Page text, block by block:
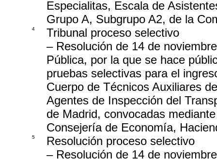
Especialitas, Escala de
Grupo A, Subgrupo A2, de la
4
Tribunal proceso selectivo
– Resolución de 14 de
Pública, por la que se hace
pruebas selectivas para el
Cuerpo de Técnicos Auxiliares
Agentes de Inspección del
de Madrid, convocadas
Consejería de Economía,
5
Resolución proceso selectivo
– Resolución de 14 de